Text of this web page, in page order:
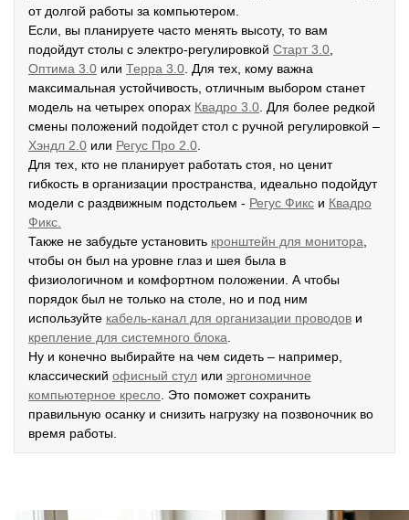
от долгой работы за компьютером.
Если, вы планируете часто менять высоту, то вам
подойдут столы с электро-регулировкой Старт 3.0
Оптима 3.0 или Терра 3.0 . Для тех, кому важна
максимальная устойчивость, отличным выбором станет
модель на четырех опорах Квадро 3.0 . Для более редкой
смены положений подойдет стол с ручной регулировкой –
Хэндл 2.0 или Регус Про 2.0
Для тех, кто не планирует работать стоя, но ценит
гибкость в организации пространства, идеально подойдут
модели с раздвижным подстольем - Регус Фикс и Квадро
Фикс.
Также не забудьте установить кронштейн для монитора
чтобы он был на уровне глаз и шея была в
физиологичном и комфортном положении. А чтобы
порядок был не только на столе, но и под ним
используйте кабель-канал для организации проводов и
крепление для системного блока
Ну и конечно выбирайте на чем сидеть – например,
классический офисный стул или эргономичное
компьютерное кресло . Это поможет сохранить
правильную осанку и снизить нагрузку на позвоночник во
время работы.